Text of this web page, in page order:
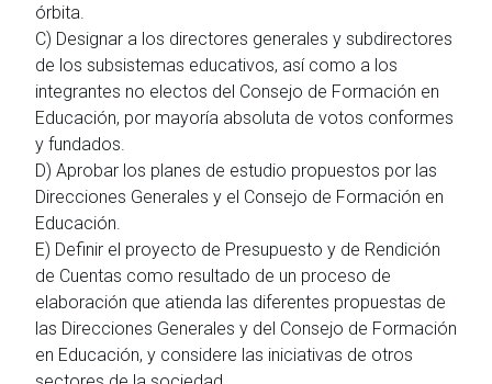
órbita.
C) Designar a los directores generales y subdirectores
de los subsistemas educativos, así como a los
integrantes no electos del Consejo de Formación en
Educación, por mayoría absoluta de votos conformes
y fundados.
D) Aprobar los planes de estudio propuestos por las
Direcciones Generales y el Consejo de Formación en
Educación.
E) Definir el proyecto de Presupuesto y de Rendición
de Cuentas como resultado de un proceso de
elaboración que atienda las diferentes propuestas de
las Direcciones Generales y del Consejo de Formación
en Educación, y considere las iniciativas de otros